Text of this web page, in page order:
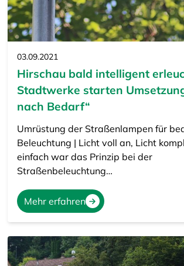
03.09.2021
Hirschau bald intelligent
Stadtwerke starten
nach Bedarf“
Umrüstung der Straßenlampen für
Beleuchtung | Licht voll an, Licht
einfach war das Prinzip bei der
Straßenbeleuchtung…
Mehr erfahren